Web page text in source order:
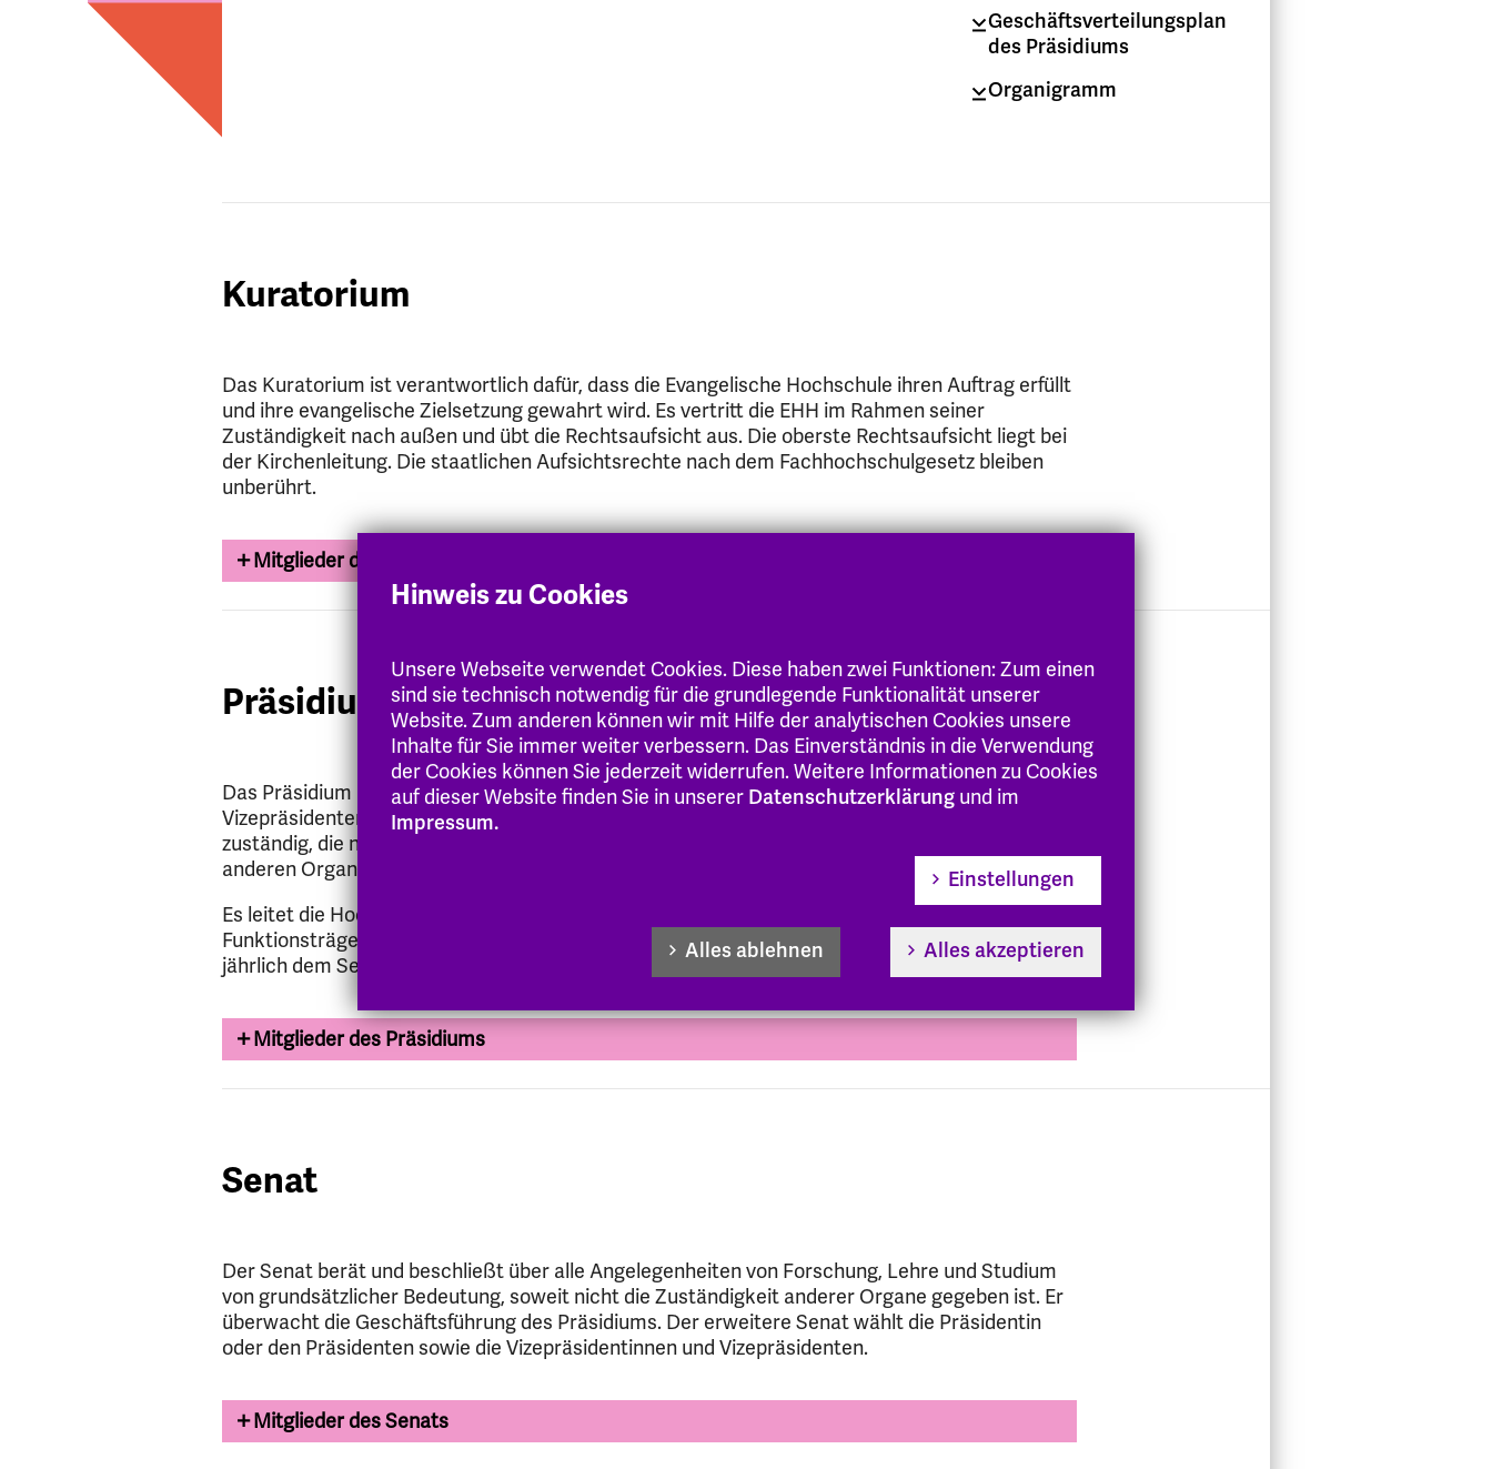
Geschäftsverteilungsplan
des Präsidiums
Organigramm
Kuratorium
Das Kuratorium ist verantwortlich dafür, dass die Evangelische Hochschule ihren Auftrag erfüllt
und ihre evangelische Zielsetzung gewahrt wird. Es vertritt die EHH im Rahmen seiner
Zuständigkeit nach außen und übt die Rechtsaufsicht aus. Die oberste Rechtsaufsicht liegt bei
der Kirchenleitung. Die staatlichen Aufsichtsrechte nach dem Fachhochschulgesetz bleiben
unberührt.
Mitglieder des Kuratoriums
Präsidium
Das Präsidium besteht aus der Präsidentin oder dem Präsidenten, zwei Vizepräsidentinnen oder
Vizepräsidenten und der Kanzlerin oder dem Kanzler. Das Präsidium ist für alle Angelegenheiten
zuständig, die nicht durch Kirchengesetz, Verfassung und Selbstverwaltungsordnung einem
anderen Organ übertragen sind.
Es leitet die Hochschule und fördert deren Entwicklung unter Beteiligung der anderen Organe,
Funktionsträgerinnen und Funktionsträger sowie der Mitglieder und Angehörigen. Es legt
jährlich dem Senat und dem Kuratorium einen Rechenschaftsbericht vor.
Mitglieder des Präsidiums
Senat
Der Senat berät und beschließt über alle Angelegenheiten von Forschung, Lehre und Studium
von grundsätzlicher Bedeutung, soweit nicht die Zuständigkeit anderer Organe gegeben ist. Er
überwacht die Geschäftsführung des Präsidiums. Der erweitere Senat wählt die Präsidentin
oder den Präsidenten sowie die Vizepräsidentinnen und Vizepräsidenten.
Mitglieder des Senats
Hinweis zu Cookies
Unsere Webseite verwendet Cookies. Diese haben zwei Funktionen: Zum einen
sind sie technisch notwendig für die grundlegende Funktionalität unserer
Website. Zum anderen können wir mit Hilfe der analytischen Cookies unsere
Inhalte für Sie immer weiter verbessern. Das Einverständnis in die Verwendung
der Cookies können Sie jederzeit widerrufen. Weitere Informationen zu Cookies
auf dieser Website finden Sie in unserer Datenschutzerklärung und im
Impressum.
Einstellungen
Alles ablehnen Alles akzeptieren